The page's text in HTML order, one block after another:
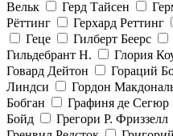
Вельк
Герд Тайсен
Рёттинг
Герхард Реттинг
Геце
Гилберт Беерс
Гильдебрант Н.
Глория
Говард Дейтон
Гораций
Линдси
Гордон
Бобган
Графиня де Сегюр
Бойд
Грегори Р. Фриззелл